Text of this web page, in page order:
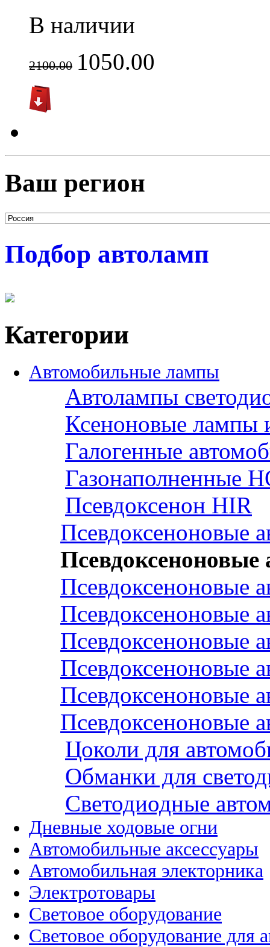
В наличии
2100.00 1050.00
Ваш регион
Подбор автоламп
Категории
Автомобильные лампы
Автолампы
Ксеноновые лампы
Галогенные
Газонаполненные
Псевдоксенон HIR
Псевдоксеноновые
Псевдоксеноновые
Псевдоксеноновые
Псевдоксеноновые
Псевдоксеноновые
Псевдоксеноновые
Псевдоксеноновые
Цоколи для
Обманки для
Cветодиодные
Дневные ходовые огни
Автомобильные аксессуары
Автомобильная электорника
Электротовары
Световое оборудование
Световое оборудование для